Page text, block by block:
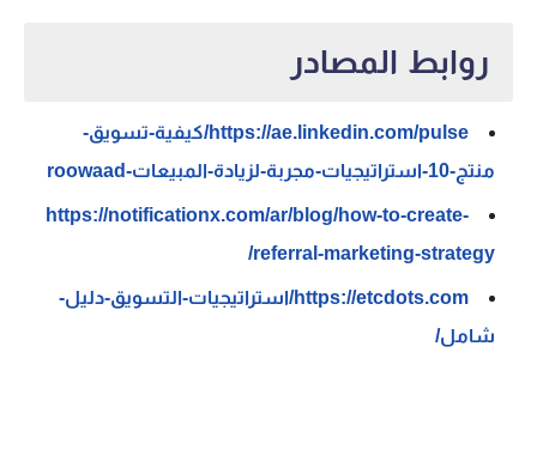
روابط المصادر
https://ae.linkedin.com/pulse/كيفية-تسويق-
منتج-10-استراتيجيات-مجربة-لزيادة-المبيعات-roowaad
https://notificationx.com/ar/blog/how-to-create-
referral-marketing-strategy/
https://etcdots.com/استراتيجيات-التسويق-دليل-
شامل/